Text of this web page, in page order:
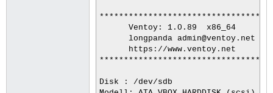
      Ventoy: 1.0.89  x86_64
      longpanda admin@ventoy.net
      https://www.ventoy.net
Disk : /dev/sdb